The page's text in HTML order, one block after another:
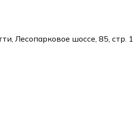
Лесопарковое шоссе, 85, стр. 1